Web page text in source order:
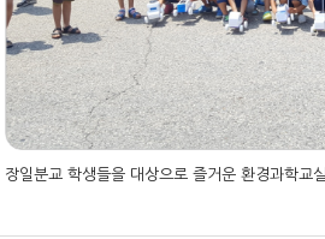
장일분교 학생들을 대상으로 즐거운 환경과학교